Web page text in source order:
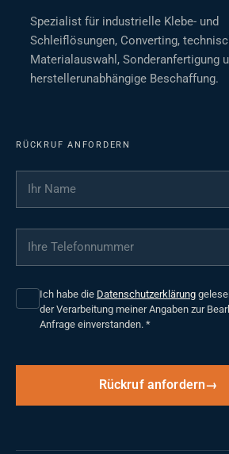
Spezialist für industrielle Klebe- und
Schleiflösungen, Converting,
Materialauswahl, Sonderanfertigung
herstellerunabhängige Beschaffung.
RÜCKRUF ANFORDERN
Ihr Name
Ihre Telefonnummer
Ich habe die Datenschutzerklärung
der Verarbeitung meiner Angaben zur
Anfrage einverstanden. *
Rückruf anfordern